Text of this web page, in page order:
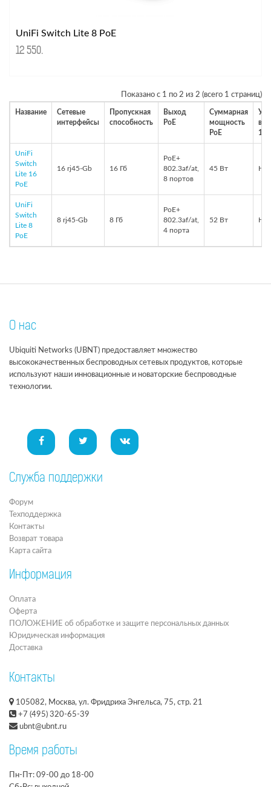
UniFi Switch Lite 8 PoE
12 550.
Показано с 1 по 2 из 2 (всего 1 страниц)
Название
Сетевые
интерфейсы
Пропускная
способность
Выход
PoE
Суммарная
мощность
PoE
в
19"
UniFi
Switch
Lite 16
PoE
16 rj45-Gb 16 Гб
PoE+
802.3af/at,
8 портов
45 Вт Нет
UniFi
Switch
Lite 8
PoE
8 rj45-Gb 8 Гб
PoE+
802.3af/at,
4 порта
52 Вт Нет
О нас
Ubiquiti Networks (UBNT) предоставляет множество
высококачественных беспроводных сетевых продуктов, которые
используют наши инновационные и новаторские беспроводные
технологии.
Служба поддержки
Форум
Техподдержка
Контакты
Возврат товара
Карта сайта
Информация
Оплата
Оферта
ПОЛОЖЕНИЕ об обработке и защите персональных данных
Юридическая информация
Доставка
Контакты
105082, Москва, ул. Фридриха Энгельса, 75, стр. 21
+7 (495) 320-65-39
ubnt@ubnt.ru
Время работы
Пн-Пт: 09-00 до 18-00